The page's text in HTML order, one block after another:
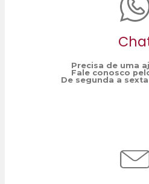
Precisa de uma
Fale conosco
De segunda a